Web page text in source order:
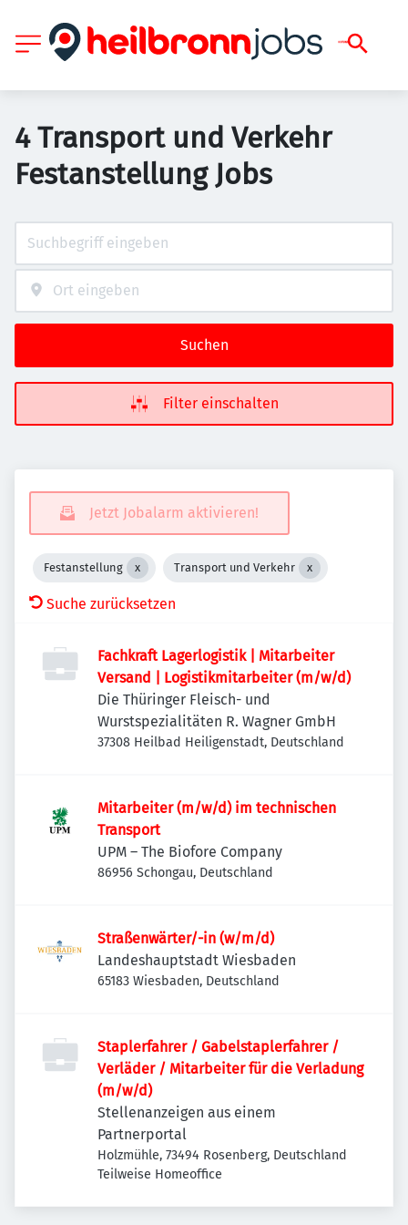
4 Transport und Verkehr
Festanstellung Jobs
Suchen
Filter einschalten
Jetzt Jobalarm aktivieren!
Festanstellung Transport und Verkehr
Suche zurücksetzen
Fachkraft Lagerlogistik | Mitarbeiter
Versand | Logistikmitarbeiter (m/w/d)
Die Thüringer Fleisch- und
Wurstspezialitäten R. Wagner GmbH
37308 Heilbad Heiligenstadt, Deutschland
Mitarbeiter (m/w/d) im technischen
Transport
UPM – The Biofore Company
86956 Schongau, Deutschland
Straßenwärter/-in (w/m/d)
Landeshauptstadt Wiesbaden
65183 Wiesbaden, Deutschland
Staplerfahrer / Gabelstaplerfahrer /
Verläder / Mitarbeiter für die Verladung
(m/w/d)
Stellenanzeigen aus einem
Partnerportal
Holzmühle, 73494 Rosenberg, Deutschland
Teilweise Homeoffice